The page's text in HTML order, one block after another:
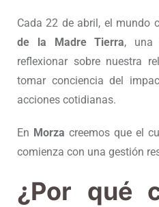
Cada 22 de abril, el mundo
de la Madre Tierra, una
reflexionar sobre nuestra
tomar conciencia del
acciones cotidianas.
En Morza creemos que el
comienza con una gestión
¿Por qué